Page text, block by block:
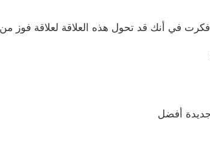
في أنك قد تحول هذه العلاقة لعلاقة فوز من
جديدة أفضل